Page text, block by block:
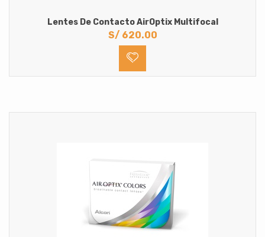
Lentes De Contacto AirOptix Multifocal
S/ 620.00